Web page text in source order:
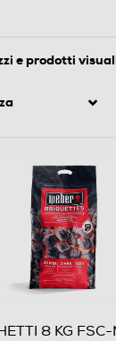
e prodotti
8 KG FSC-